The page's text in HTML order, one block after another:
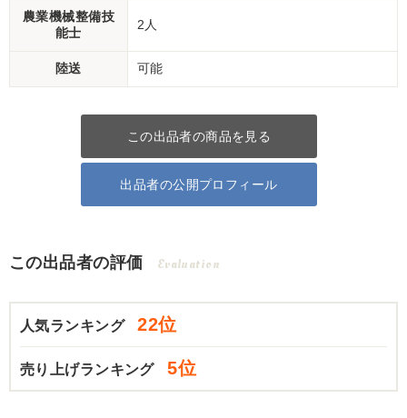
農業機械整備技
能士
2人
陸送 可能
この出品者の商品を見る
出品者の公開プロフィール
この出品者の評価 Evaluation
人気ランキング 22位
売り上げランキング 5位